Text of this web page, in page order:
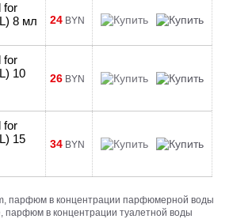
for
8 мл
24 BYN
for
10
26 BYN
for
15
34 BYN
парфюм в концентрации парфюмерной воды
парфюм в концентрации туалетной воды